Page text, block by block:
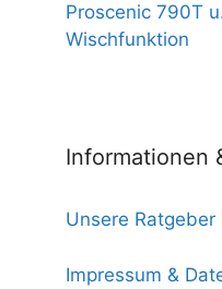
Proscenic 790T
Wischfunktion
Informationen
Unsere
Impressum &